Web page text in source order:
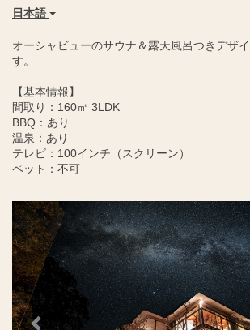
日本語
オーシャビューのサウナ＆露天風呂つきデザ
す。
【基本情報】
間取り：160㎡ 3LDK
BBQ：あり
温泉：あり
テレビ：100インチ（スクリーン）
ペット：不可
Previous